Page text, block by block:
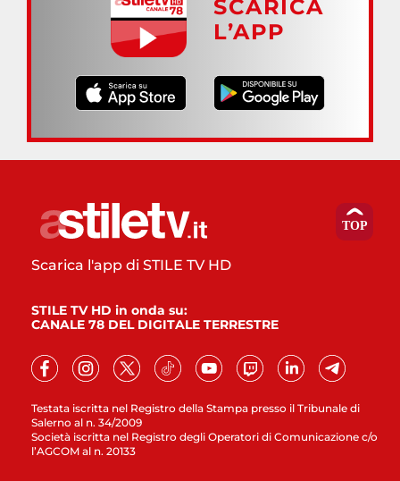
SCARICA
L’APP
Testata iscritta nel Registro della Stampa presso il Tribunale di
Salerno al n. 34/2009
Società iscritta nel Registro degli Operatori di Comunicazione c/o
l’AGCOM al n. 20133
Scarica l'app di STILE TV HD
STILE TV HD in onda su:
CANALE 78 DEL DIGITALE TERRESTRE